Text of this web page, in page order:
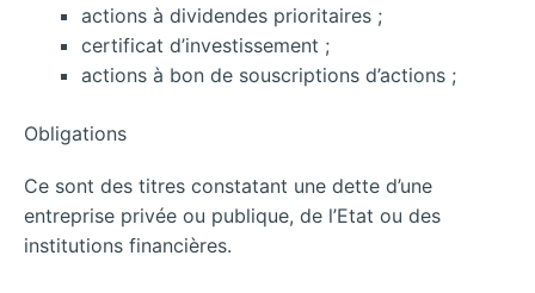
actions à dividendes prioritaires ;
certificat d’investissement ;
actions à bon de souscriptions d’actions ;
Obligations
Ce sont des titres constatant une dette d’une
entreprise privée ou publique, de l’Etat ou des
institutions financières.